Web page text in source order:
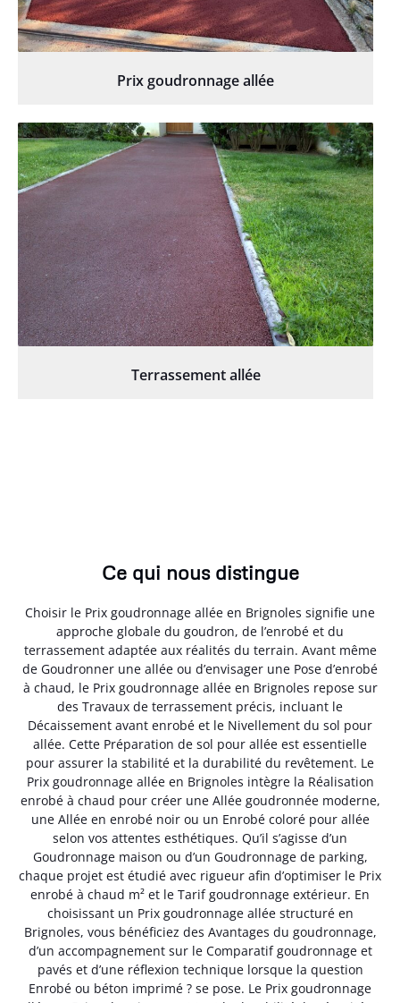
Prix goudronnage allée
Terrassement allée
Ce qui nous distingue
Choisir le Prix goudronnage allée en Brignoles signifie une
approche globale du goudron, de l’enrobé et du
terrassement adaptée aux réalités du terrain. Avant même
de Goudronner une allée ou d’envisager une Pose d’enrobé
à chaud, le Prix goudronnage allée en Brignoles repose sur
des Travaux de terrassement précis, incluant le
Décaissement avant enrobé et le Nivellement du sol pour
allée. Cette Préparation de sol pour allée est essentielle
pour assurer la stabilité et la durabilité du revêtement. Le
Prix goudronnage allée en Brignoles intègre la Réalisation
enrobé à chaud pour créer une Allée goudronnée moderne,
une Allée en enrobé noir ou un Enrobé coloré pour allée
selon vos attentes esthétiques. Qu’il s’agisse d’un
Goudronnage maison ou d’un Goudronnage de parking,
chaque projet est étudié avec rigueur afin d’optimiser le Prix
enrobé à chaud m² et le Tarif goudronnage extérieur. En
choisissant un Prix goudronnage allée structuré en
Brignoles, vous bénéficiez des Avantages du goudronnage,
d’un accompagnement sur le Comparatif goudronnage et
pavés et d’une réflexion technique lorsque la question
Enrobé ou béton imprimé ? se pose. Le Prix goudronnage